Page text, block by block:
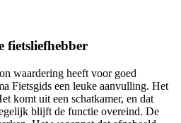
fietsliefhebber
waardering heeft voor goed
Fietsgids een leuke aanvulling. Het
komt uit een schatkamer, en dat
blijft de functie overeind. De